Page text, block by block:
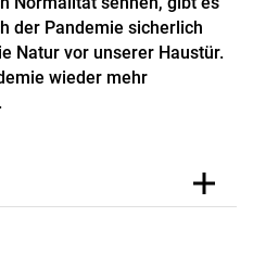
der Pandemie sicherlich
Natur vor unserer Haustür.
wieder mehr